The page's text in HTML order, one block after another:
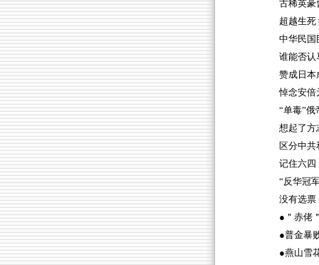
古稀英豪
超越生死
中华民国
谁能否认
赞成日本
悼念安倍
“单毒”俄
想起了方
区分中
记住六四
“反华冠
没有选票
●＂赤佬
●普金暴
●燕山雪